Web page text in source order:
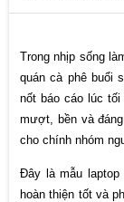
Kích thước
Trọng lượng
Xuất xứ
Bảo hành
Trong nhịp sống
quán cà phê buổi
nốt báo cáo lúc
mượt, bền và
cho chính nhóm
Đây là mẫu
hoàn thiện tốt và